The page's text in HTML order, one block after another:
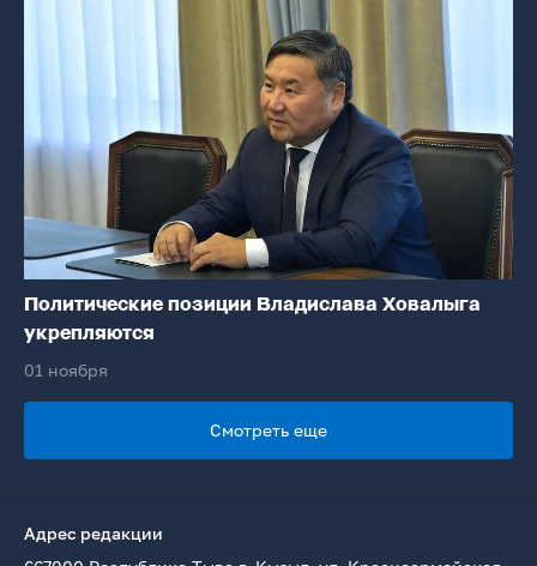
Политические позиции Владислава Ховалыга
укрепляются
01 ноября
Смотреть еще
Адрес редакции